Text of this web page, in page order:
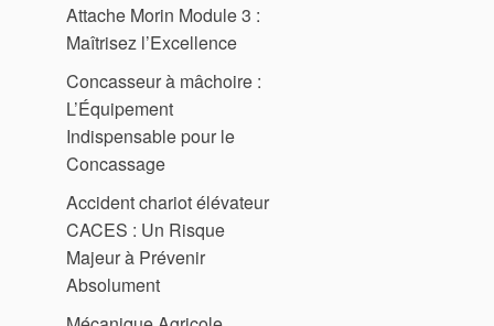
Attache Morin Module 3 :
Maîtrisez l’Excellence
Concasseur à mâchoire :
L’Équipement
Indispensable pour le
Concassage
Accident chariot élévateur
CACES : Un Risque
Majeur à Prévenir
Absolument